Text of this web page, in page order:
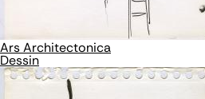
Ars Architectonica
Dessin